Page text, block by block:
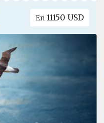
En 11150 USD